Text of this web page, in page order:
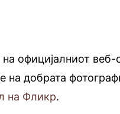
официјалниот веб-
на добрата
на Фликр.